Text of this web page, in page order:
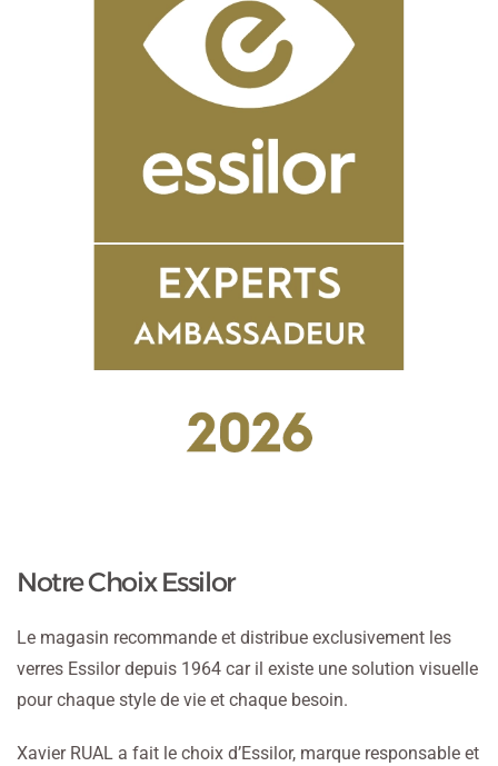
Notre Choix Essilor
Le magasin recommande et distribue exclusivement les
verres Essilor depuis 1964 car il existe une solution visuelle
pour chaque style de vie et chaque besoin.
Xavier RUAL a fait le choix d’Essilor, marque responsable et